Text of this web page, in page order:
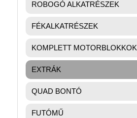
ROBOGÓ ALKATRÉSZEK
FÉKALKATRÉSZEK
KOMPLETT MOTORBLOKKOK
EXTRÁK
QUAD BONTÓ
FUTÓMŰ